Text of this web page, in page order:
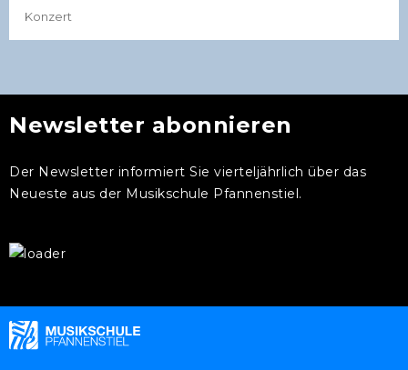
Konzert
Newsletter abonnieren
Der Newsletter informiert Sie vierteljährlich über das
Neueste aus der Musikschule Pfannenstiel.